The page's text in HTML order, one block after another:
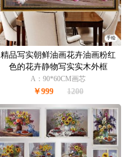
手绘
精品写实朝鲜油画花卉油画粉红
色的花卉静物写实实木外框
A：90*60CM画芯
￥999 1200